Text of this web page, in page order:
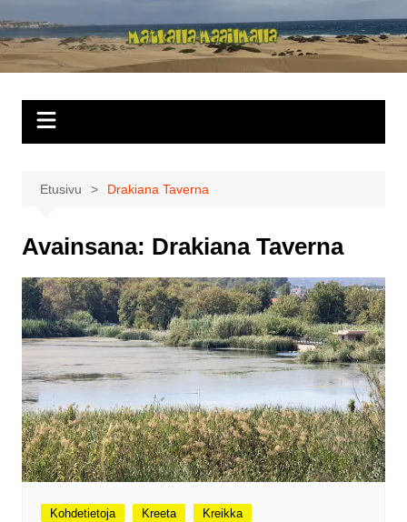
sisältöön
Matkalla
maailmalla
Etusivu Drakiana Taverna
Avainsana: Drakiana Taverna
Kohdetietoja Kreeta Kreikka